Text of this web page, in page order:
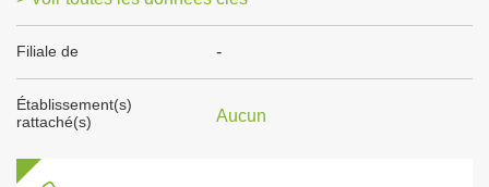
Filiale de -
Établissement(s)
rattaché(s)
Aucun